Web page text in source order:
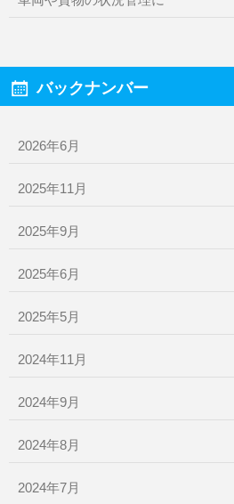
バックナンバー
2026年6月
2025年11月
2025年9月
2025年6月
2025年5月
2024年11月
2024年9月
2024年8月
2024年7月